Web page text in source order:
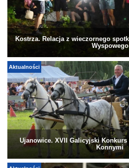
Kostrza. Relacja z wieczornego
Wyspowego
Aktualności
Ujanowice. XVII Galicyjski Konkurs
Konnymi